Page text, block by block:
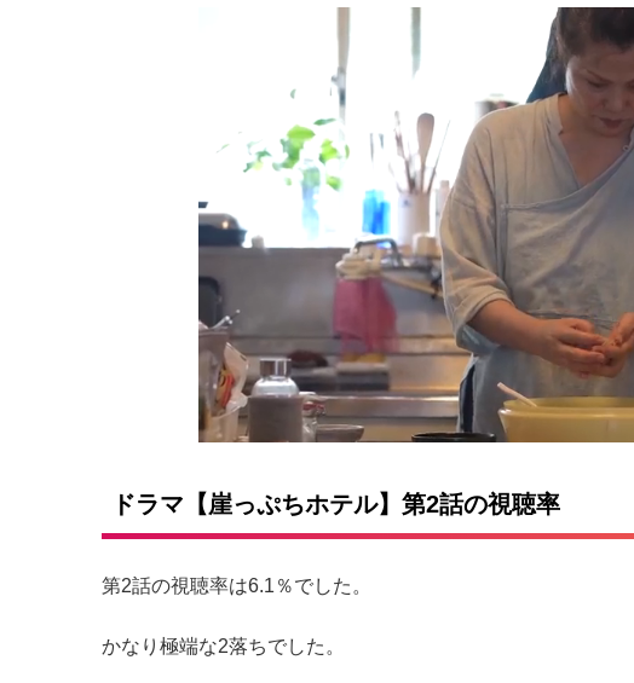
ドラマ【崖っぷちホテル】第2話の視聴率
第2話の視聴率は6.1％でした。
かなり極端な2落ちでした。